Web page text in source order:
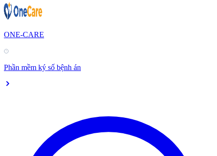
ONE-CARE
Phần mềm ký số bệnh án